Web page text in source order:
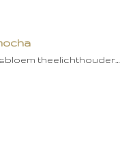
theelichthouder…